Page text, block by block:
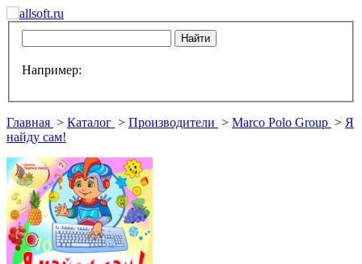
Например:
Главная > Каталог > Производители > Marco Polo Group > Я
найду сам!